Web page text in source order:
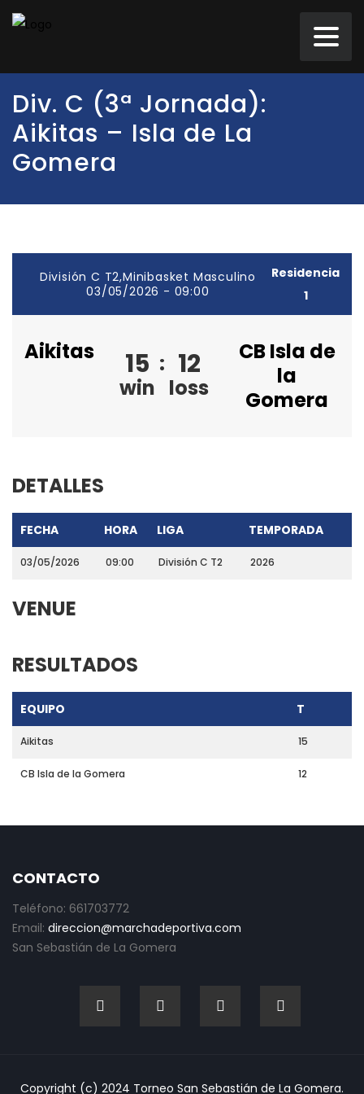
Div. C (3ª Jornada):
Aikitas – Isla de La
Gomera
División C T2,Minibasket Masculino
03/05/2026 - 09:00
Residencia
1
Aikitas 15
win
: 12
loss
CB Isla de
la
Gomera
DETALLES
FECHA HORA LIGA TEMPORADA
03/05/2026 09:00 División C T2 2026
VENUE
RESULTADOS
EQUIPO T
Aikitas 15
CB Isla de la Gomera 12
CONTACTO
Teléfono: 661703772
Email: direccion@marchadeportiva.com
San Sebastián de La Gomera
Copyright (c) 2024 Torneo San Sebastián de La Gomera.